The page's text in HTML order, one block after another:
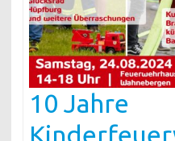
10 Jahre